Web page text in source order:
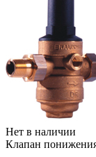
Нет в наличии
Клапан